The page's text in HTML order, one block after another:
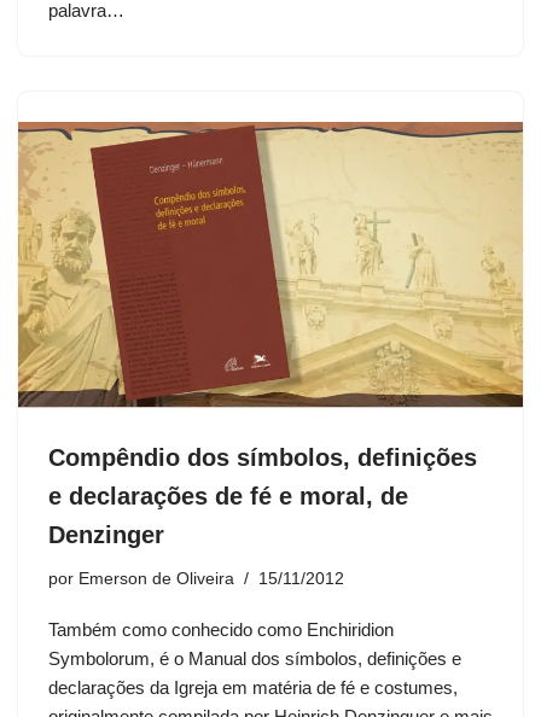
palavra…
Compêndio dos símbolos, definições
e declarações de fé e moral, de
Denzinger
por Emerson de Oliveira 15/11/2012
Também como conhecido como Enchiridion
Symbolorum, é o Manual dos símbolos, definições e
declarações da Igreja em matéria de fé e costumes,